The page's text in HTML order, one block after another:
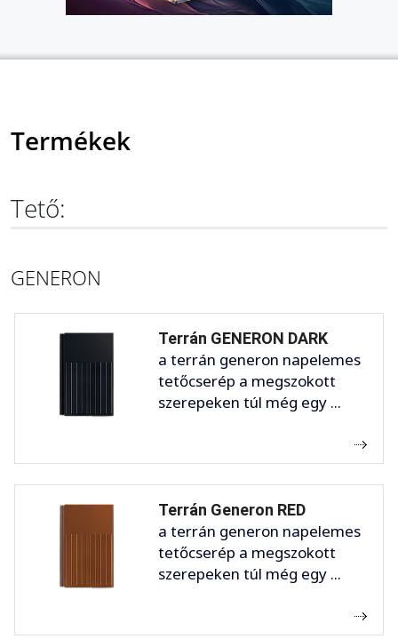
Termékek
Tető:
GENERON
Terrán GENERON DARK
a terrán generon napelemes
tetőcserép a megszokott
szerepeken túl még egy ...
Terrán Generon RED
a terrán generon napelemes
tetőcserép a megszokott
szerepeken túl még egy ...